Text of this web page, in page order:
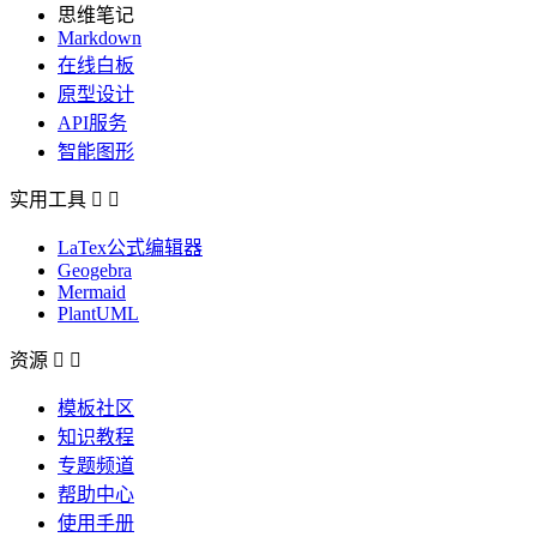
思维笔记
Markdown
在线白板
原型设计
API服务
智能图形
实用工具  
LaTex公式编辑器
Geogebra
Mermaid
PlantUML
资源  
模板社区
知识教程
专题频道
帮助中心
使用手册